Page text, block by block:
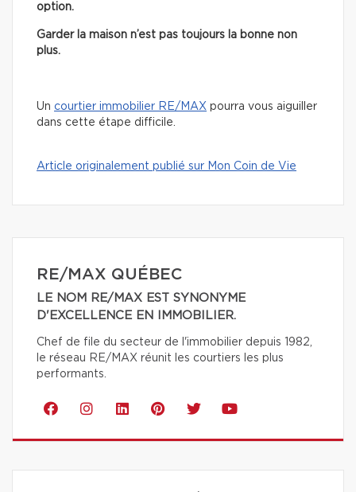
option.
Garder la maison n’est pas toujours la bonne non
plus.
Un courtier immobilier RE/MAX pourra vous aiguiller
dans cette étape difficile.
Article originalement publié sur Mon Coin de Vie
RE/MAX QUÉBEC
LE NOM RE/MAX EST SYNONYME
D'EXCELLENCE EN IMMOBILIER.
Chef de file du secteur de l'immobilier depuis 1982,
le réseau RE/MAX réunit les courtiers les plus
performants.